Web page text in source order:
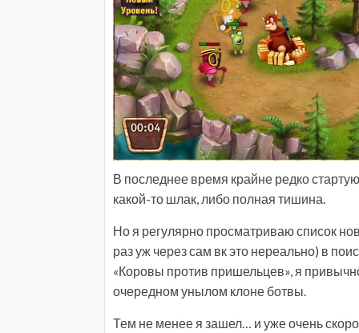
В последнее время крайне редко
какой-то шлак, либо полная тишина.
Но я регулярно просматриваю список
раз уж через сам вк это нереально) в
«Коровы против пришельцев», я
очередном унылом клоне ботвы.
Тем не менее я зашел… и уже очень